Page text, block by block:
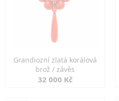
Grandiozní zlatá korálová
brož / závěs
32 000 Kč